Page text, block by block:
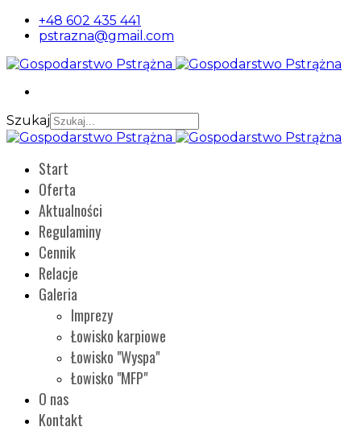
+48 602 435 441
pstrazna@gmail.com
Szukaj
Start
Oferta
Aktualności
Regulaminy
Cennik
Relacje
Galeria
Imprezy
Łowisko karpiowe
Łowisko "Wyspa"
Łowisko "MFP"
O nas
Kontakt